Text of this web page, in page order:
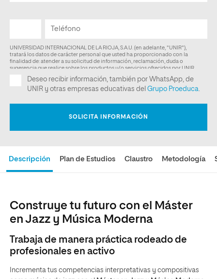
Descripción Plan de Estudios Claustro Metodología
Construye tu futuro con el Máster
en Jazz y Música Moderna
Trabaja de manera práctica rodeado de
profesionales en activo
Incrementa tus competencias interpretativas y compositivas